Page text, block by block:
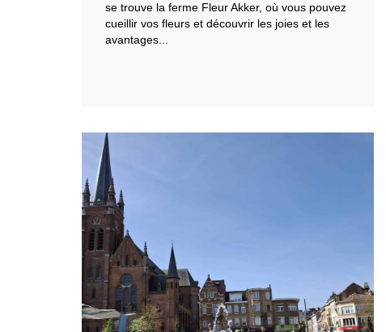
se trouve la ferme Fleur Akker, où vous pouvez
cueillir vos fleurs et découvrir les joies et les
avantages...